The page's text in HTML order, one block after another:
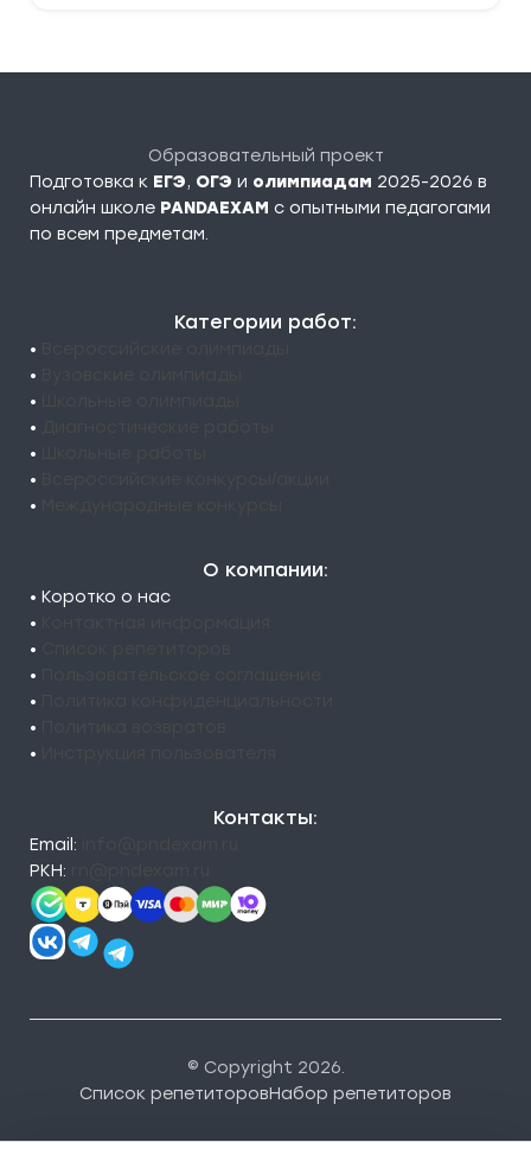
Образовательный проект
Подготовка к ЕГЭ, ОГЭ и олимпиадам 2025-2026 в
онлайн школе PANDAEXAM c опытными педагогами
по всем предметам.
Категории работ:
•
•
•
•
•
•
•
О компании:
• Коротко о нас
•
•
•
•
•
•
Контакты:
Email:
РКН:
© Copyright 2026.
Список репетиторовНабор репетиторов